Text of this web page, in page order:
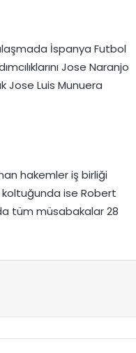
İspanya Futbol
Jose Naranjo
Jose Luis Munuera
hakemler iş birliği
koltuğunda ise Robert
tüm müsabakalar 28